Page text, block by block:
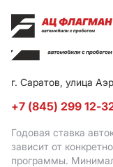
г. Саратов, улица
+7 (845) 299 12-
Годовая ставка
зависит от
программы.